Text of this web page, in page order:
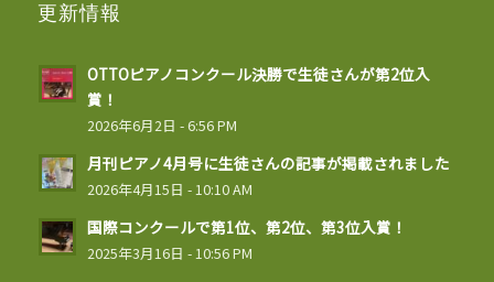
更新情報
OTTOピアノコンクール決勝で生徒さんが第2位入
賞！
2026年6月2日 - 6:56 PM
月刊ピアノ4月号に生徒さんの記事が掲載されました
2026年4月15日 - 10:10 AM
国際コンクールで第1位、第2位、第3位入賞！
2025年3月16日 - 10:56 PM